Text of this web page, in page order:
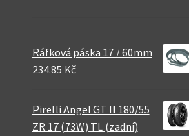
Ráfková páska 17 / 60mm
234.85 Kč
Pirelli Angel GT II 180/55
ZR 17 (73W) TL (zadní)